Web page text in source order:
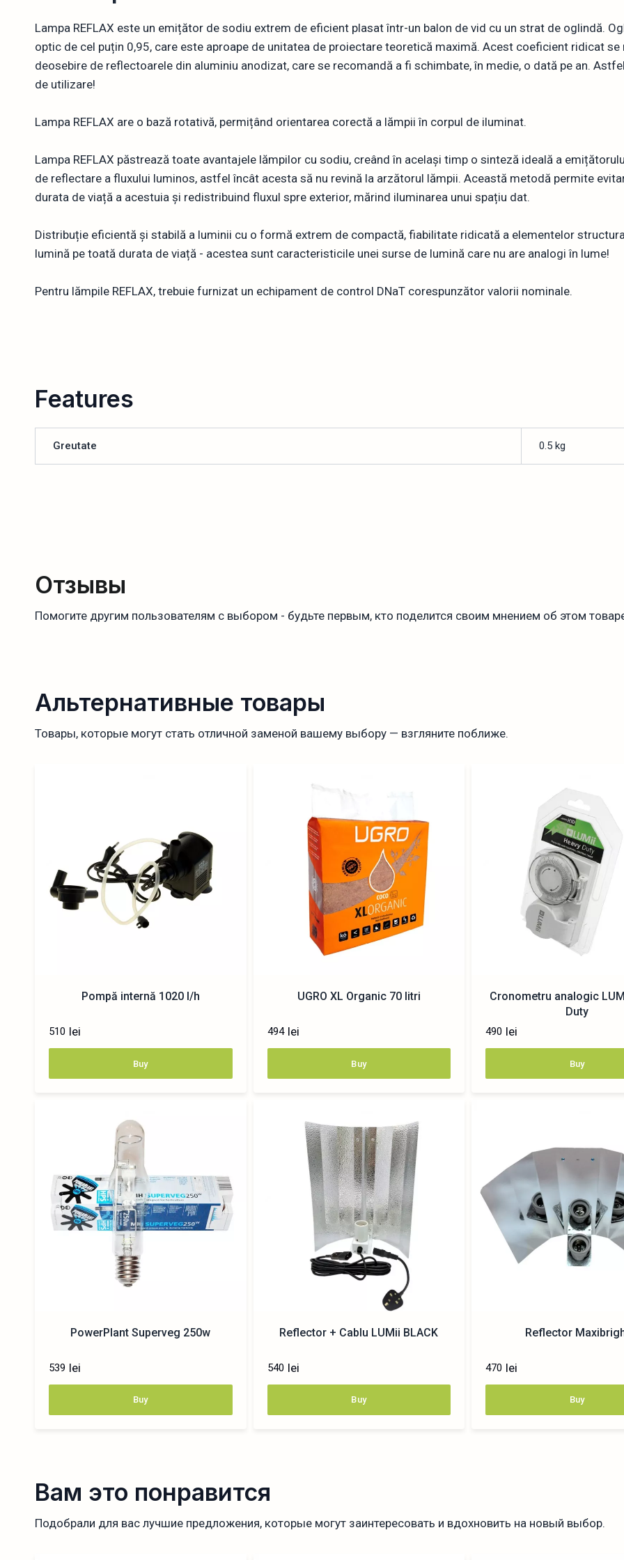
Lampa REFLAX este un emițător de sodiu extrem de eficient plasat într-un balon de vid cu un strat de oglindă.
optic de cel puțin 0,95, care este aproape de unitatea de proiectare teoretică maximă. Acest coeficient ridicat
deosebire de reflectoarele din aluminiu anodizat, care se recomandă a fi schimbate, în medie, o dată pe an.
de utilizare!
Lampa REFLAX are o bază rotativă, permițând orientarea corectă a lămpii în corpul de iluminat.
Lampa REFLAX păstrează toate avantajele lămpilor cu sodiu, creând în același timp o sinteză ideală a
de reflectare a fluxului luminos, astfel încât acesta să nu revină la arzătorul lămpii. Această metodă permite
durata de viață a acestuia și redistribuind fluxul spre exterior, mărind iluminarea unui spațiu dat.
Distribuție eficientă și stabilă a luminii cu o formă extrem de compactă, fiabilitate ridicată a elementelor
lumină pe toată durata de viață - acestea sunt caracteristicile unei surse de lumină care nu are analogi în lume!
Pentru lămpile REFLAX, trebuie furnizat un echipament de control DNaT corespunzător valorii nominale.
Features
Greutate 0.5 kg
Отзывы
Помогите другим пользователям с выбором - будьте первым, кто поделится своим мнением об этом
Альтернативные товары
Товары, которые могут стать отличной заменой вашему выбору — взгляните поближе.
Pompă internă 1020 l/h
510 lei
Buy
UGRO XL Organic 70 litri
494 lei
Buy
Cronometru analogic
Duty
490 lei
Buy
PowerPlant Superveg 250w
539 lei
Buy
Reflector + Cablu LUMii BLACK
540 lei
Buy
Reflector
470 lei
Buy
Вам это понравится
Подобрали для вас лучшие предложения, которые могут заинтересовать и вдохновить на новый выбор.